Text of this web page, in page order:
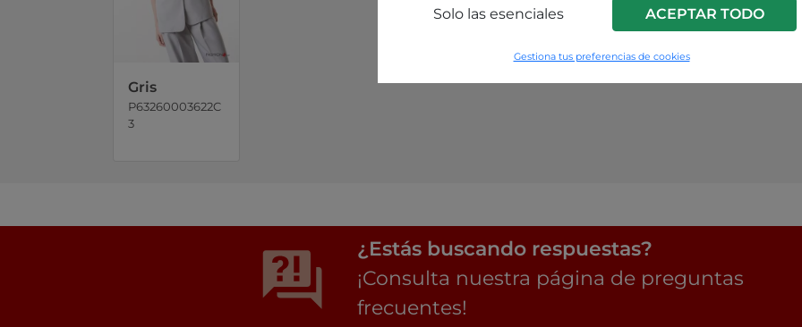
Solo las esenciales ACEPTAR TODO
Gestiona tus preferencias de cookies
Gris
P63260003622C
3
¿Estás buscando respuestas?
¡Consulta nuestra página de preguntas
frecuentes!